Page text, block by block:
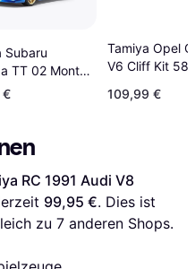
Subaru
TT 02 Monte
Kit 58631-A
€
Tamiya Opel
V6 Cliff Kit
109,99 €
RC 1991 Audi V8
99,95 €. Dies ist
zu 7 anderen Shops.